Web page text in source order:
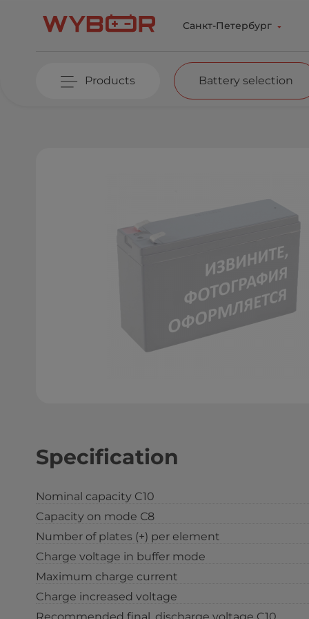
Санкт-Петербург
Products Battery selection
Specification
Nominal capacity C10
Capacity on mode С8
Number of plates (+) per element
Charge voltage in buffer mode
Maximum charge current
Charge increased voltage